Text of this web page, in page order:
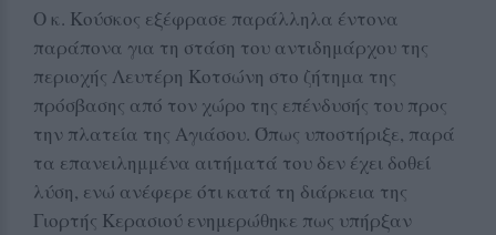
Ο κ. Κούσκος εξέφρασε παράλληλα έντονα
παράπονα για τη στάση του αντιδημάρχου της
περιοχής Λευτέρη Κοτσώνη στο ζήτημα της
πρόσβασης από τον χώρο της επένδυσής του προς
την πλατεία της Αγιάσου. Όπως υποστήριξε, παρά
τα επανειλημμένα αιτήματά του δεν έχει δοθεί
λύση, ενώ ανέφερε ότι κατά τη διάρκεια της
Γιορτής Κερασιού ενημερώθηκε πως υπήρξαν